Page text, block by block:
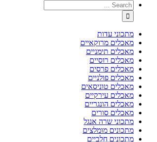
מתכוני עדות
מאכלים מרוקאיים
מאכלים תימניים
מאכלים רוסיים
מאכלים פרסים
מאכלים פולניים
מאכלים טוניסאים
מאכלים עירקיים
מאכלים הונגריים
מאכלים סורים
מתכוני שרה אנגל
מתכונים מומלצים
מתכונים חלביים